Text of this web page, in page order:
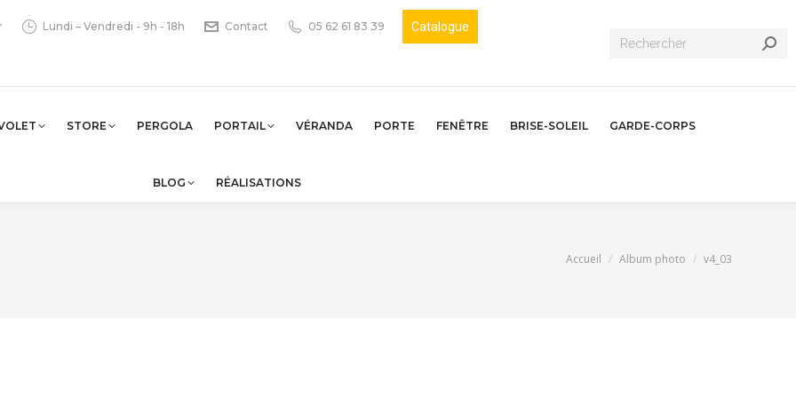
Lundi – Vendredi - 9h - 18h Contact 05 62 61 83 39 Catalogue
Recherche
STORE PERGOLA PORTAIL VÉRANDA PORTE FENÊTRE BRISE-SOLEIL GARDE-CORPS
BLOG RÉALISATIONS
Vous êtes ici :
Accueil Album photo v4_03